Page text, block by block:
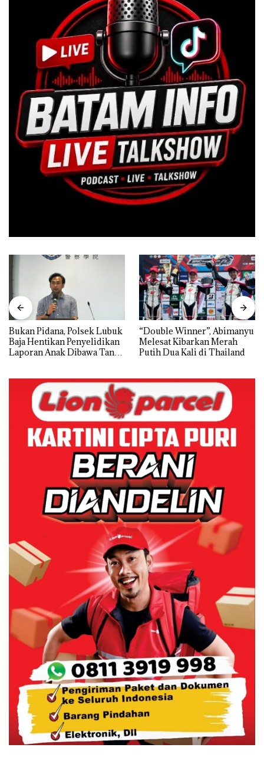
Bukan Pidana, Polsek Lubuk
Baja Hentikan Penyelidikan
Laporan Anak Dibawa Tanpa
“Double Winner”, Abimanyu
Melesat Kibarkan Merah
Putih Dua Kali di Thailand